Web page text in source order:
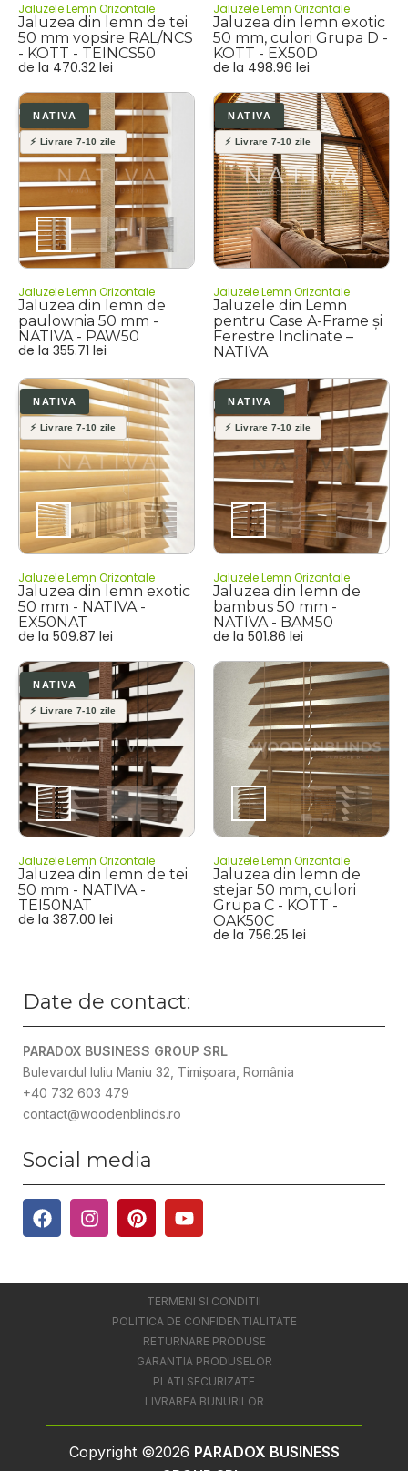
Jaluzele Lemn Orizontale
Jaluzea din lemn de tei
50 mm vopsire RAL/NCS
- KOTT - TEINCS50
de la 470.32 lei
Jaluzele Lemn Orizontale
Jaluzea din lemn exotic
50 mm, culori Grupa D -
KOTT - EX50D
de la 498.96 lei
Jaluzele Lemn Orizontale
Jaluzea din lemn de
paulownia 50 mm -
NATIVA - PAW50
de la 355.71 lei
Jaluzele Lemn Orizontale
Jaluzele din Lemn
pentru Case A-Frame și
Ferestre Inclinate –
NATIVA
Jaluzele Lemn Orizontale
Jaluzea din lemn exotic
50 mm - NATIVA -
EX50NAT
de la 509.87 lei
Jaluzele Lemn Orizontale
Jaluzea din lemn de
bambus 50 mm -
NATIVA - BAM50
de la 501.86 lei
Jaluzele Lemn Orizontale
Jaluzea din lemn de tei
50 mm - NATIVA -
TEI50NAT
de la 387.00 lei
Jaluzele Lemn Orizontale
Jaluzea din lemn de
stejar 50 mm, culori
Grupa C - KOTT -
OAK50C
de la 756.25 lei
Date de contact:
PARADOX BUSINESS GROUP SRL
Bulevardul Iuliu Maniu 32, Timișoara, România
+40 732 603 479
contact@woodenblinds.ro
Social media
TERMENI SI CONDITII
POLITICA DE CONFIDENTIALITATE
RETURNARE PRODUSE
GARANTIA PRODUSELOR
PLATI SECURIZATE
LIVRAREA BUNURILOR
Copyright ©2026 PARADOX BUSINESS